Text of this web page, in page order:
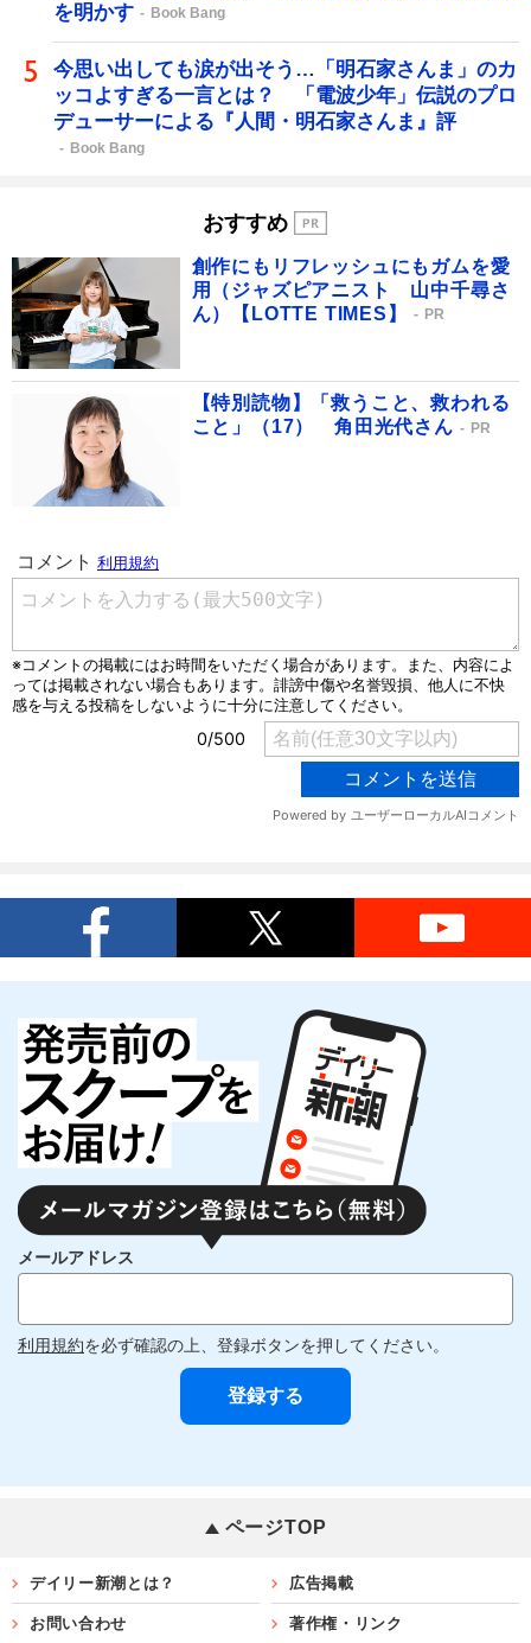
を明かす
Book Bang
今思い出しても涙が出そう…「明石家さんま」のカ
ッコよすぎる一言とは？ 「電波少年」伝説のプロ
デューサーによる『人間・明石家さんま』評
Book Bang
おすすめ
創作にもリフレッシュにもガムを愛
用（ジャズピアニスト 山中千尋さ
ん）【LOTTE TIMES】
PR
【特別読物】「救うこと、救われる
こと」（17） 角田光代さん
PR
メールアドレス
利用規約を必ず確認の上、登録ボタンを押してください。
ページTOP
デイリー新潮とは？ 広告掲載
お問い合わせ 著作権・リンク